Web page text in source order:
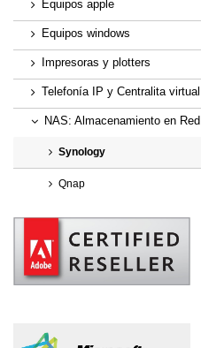
Equipos apple
Equipos windows
Impresoras y plotters
Telefonía IP y Centralita virtual
NAS: Almacenamiento en Red
Synology
Qnap